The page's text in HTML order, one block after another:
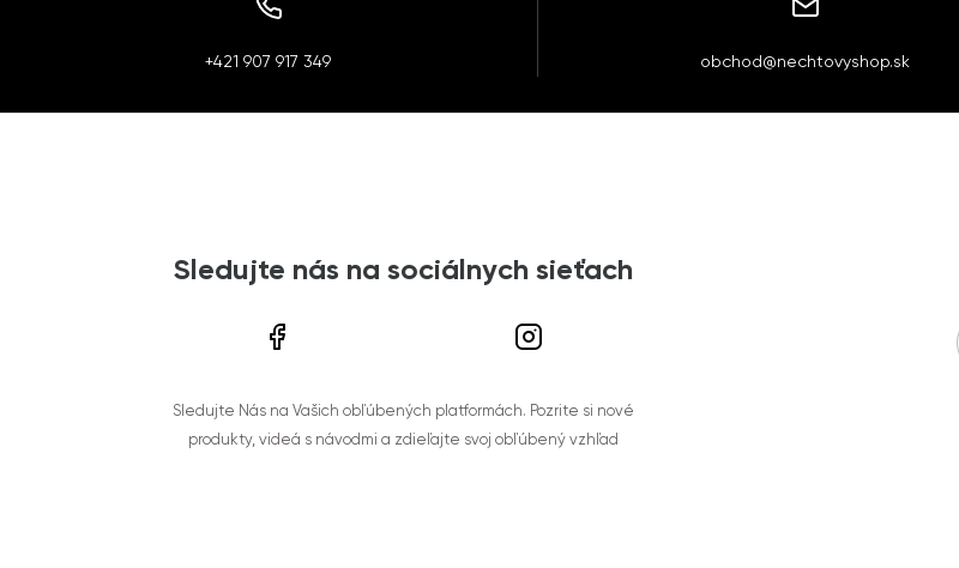
+421 907 917 349 obchod@nechtovyshop.sk
Sledujte nás na sociálnych sieťach
Sledujte Nás na Vašich obľúbených platformách. Pozrite si nové
produkty, videá s návodmi a zdieľajte svoj obľúbený vzhľad